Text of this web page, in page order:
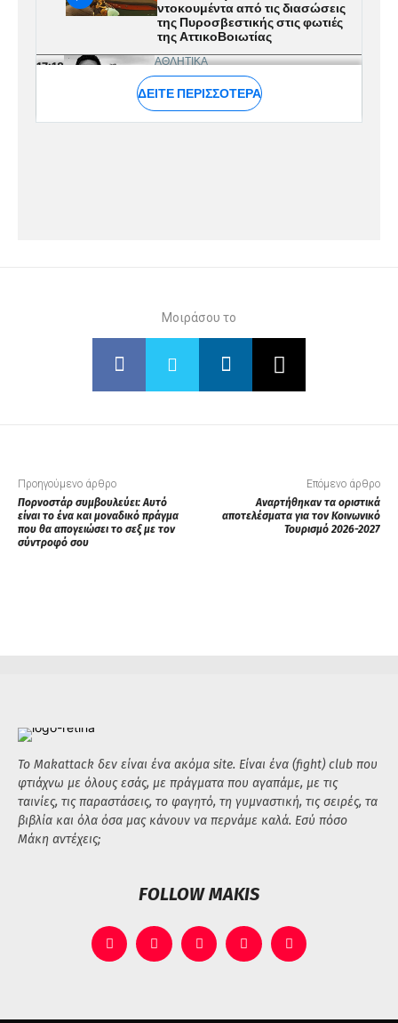
Μοιράσου το
Προηγούμενο άρθρο
Πορνοστάρ συμβουλεύει: Aυτό
είναι το ένα και μοναδικό πράγμα
που θα απογειώσει το σεξ με τον
σύντροφό σου
Επόμενο άρθρο
Αναρτήθηκαν τα οριστικά
αποτελέσματα για τον Κοινωνικό
Τουρισμό 2026-2027
Το Makattack δεν είναι ένα ακόμα site. Είναι ένα (fight) club που
φτιάχνω με όλους εσάς, με πράγματα που αγαπάμε, με τις
ταινίες, τις παραστάσεις, το φαγητό, τη γυμναστική, τις σειρές, τα
βιβλία και όλα όσα μας κάνουν να περνάμε καλά. Εσύ πόσο
Μάκη αντέχεις;
FOLLOW MAKIS